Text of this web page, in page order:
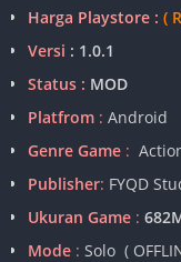
Harga Playstore : (
Versi : 1.0.1
Status : MOD
Platfrom : Android
Genre Game :
Publisher: FYQD
Ukuran Game :
Mode : Solo (